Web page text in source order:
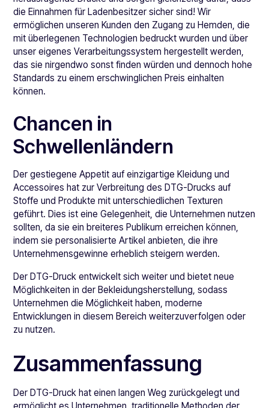
die Einnahmen für Ladenbesitzer sicher sind! Wir
ermöglichen unseren Kunden den Zugang zu Hemden, die
mit überlegenen Technologien bedruckt wurden und über
unser eigenes Verarbeitungssystem hergestellt werden,
das sie nirgendwo sonst finden würden und dennoch hohe
Standards zu einem erschwinglichen Preis einhalten
können.
Chancen in
Schwellenländern
Der gestiegene Appetit auf einzigartige Kleidung und
Accessoires hat zur Verbreitung des DTG-Drucks auf
Stoffe und Produkte mit unterschiedlichen Texturen
geführt. Dies ist eine Gelegenheit, die Unternehmen nutzen
sollten, da sie ein breiteres Publikum erreichen können,
indem sie personalisierte Artikel anbieten, die ihre
Unternehmensgewinne erheblich steigern werden.
Der DTG-Druck entwickelt sich weiter und bietet neue
Möglichkeiten in der Bekleidungsherstellung, sodass
Unternehmen die Möglichkeit haben, moderne
Entwicklungen in diesem Bereich weiterzuverfolgen oder
zu nutzen.
Zusammenfassung
Der DTG-Druck hat einen langen Weg zurückgelegt und